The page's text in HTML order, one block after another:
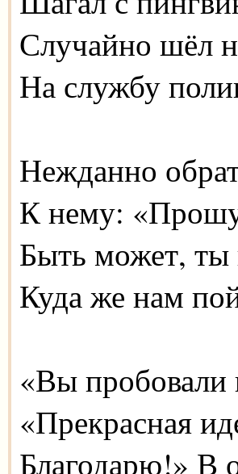
Случайно шёл
На службу
Нежданно
К нему:
Быть может,
Куда же нам
«Вы пробовали
«Прекрасная
Благодарю!» В